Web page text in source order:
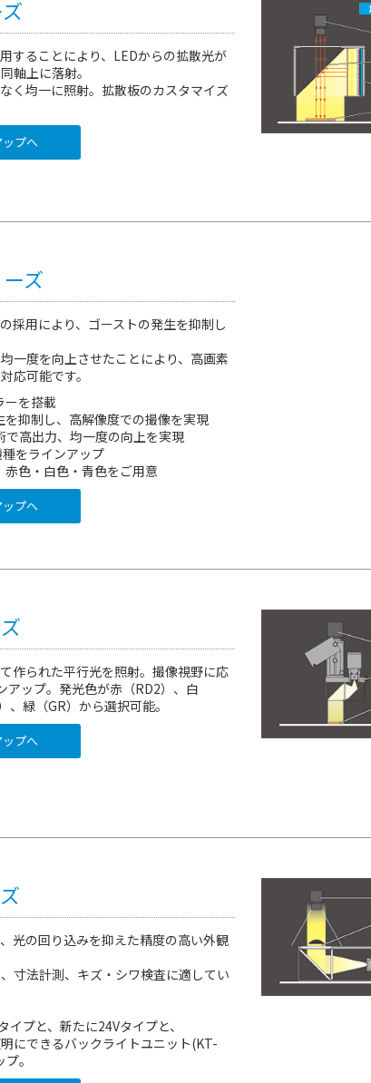
することにより、LEDからの拡散光が
軸上に落射。
く均一に照射。拡散板のカスタマイズ
プへ
ズ
採用により、ゴーストの発生を抑制し
一度を向上させたことにより、高画素
応可能です。
ーを搭載
を抑制し、高解像度での撮像を実現
で高出力、均一度の向上を実現
をラインアップ
赤色・白色・青色をご用意
プへ
作られた平行光を照射。撮像視野に応
アップ。発光色が赤（RD2）、白
、緑（GR）から選択可能。
プへ
光の回り込みを抑えた精度の高い外観
寸法計測、キズ・シワ検査に適してい
イプと、新たに24Vタイプと、
にできるバックライトユニット(KT-
。